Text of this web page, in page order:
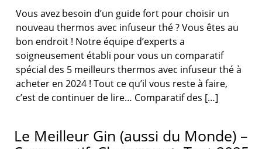
Vous avez besoin d’un guide fort pour choisir un
nouveau thermos avec infuseur thé ? Vous êtes au
bon endroit ! Notre équipe d’experts a
soigneusement établi pour vous un comparatif
spécial des 5 meilleurs thermos avec infuseur thé à
acheter en 2024 ! Tout ce qu’il vous reste à faire,
c’est de continuer de lire… Comparatif des […]
Le Meilleur Gin (aussi du Monde) –